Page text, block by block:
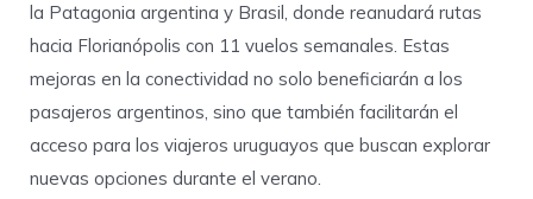
la Patagonia argentina y Brasil, donde reanudará rutas
hacia Florianópolis con 11 vuelos semanales. Estas
mejoras en la conectividad no solo beneficiarán a los
pasajeros argentinos, sino que también facilitarán el
acceso para los viajeros uruguayos que buscan explorar
nuevas opciones durante el verano.